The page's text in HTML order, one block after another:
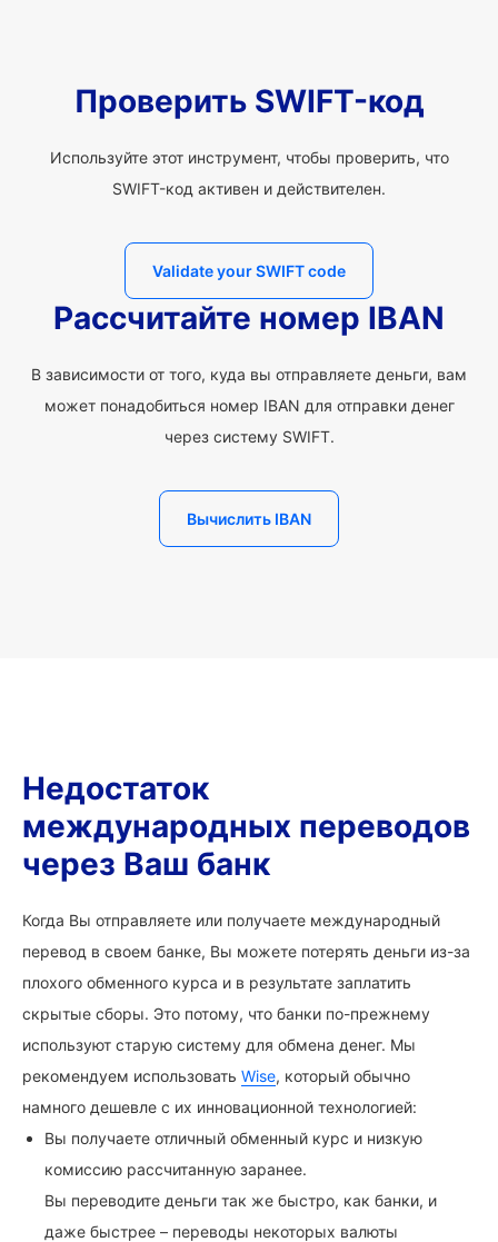
Проверить SWIFT-код
Используйте этот инструмент, чтобы проверить, что
SWIFT-код активен и действителен.
Validate your SWIFT code
Рассчитайте номер IBAN
В зависимости от того, куда вы отправляете деньги, вам
может понадобиться номер IBAN для отправки денег
через систему SWIFT.
Вычислить IBAN
Недостаток
международных переводов
через Ваш банк
Когда Вы отправляете или получаете международный
перевод в своем банке, Вы можете потерять деньги из-за
плохого обменного курса и в результате заплатить
скрытые сборы. Это потому, что банки по-прежнему
используют старую систему для обмена денег. Мы
рекомендуем использовать Wise, который обычно
намного дешевле с их инновационной технологией:
Вы получаете отличный обменный курс и низкую
комиссию рассчитанную заранее.
Вы переводите деньги так же быстро, как банки, и
даже быстрее – переводы некоторых валюты